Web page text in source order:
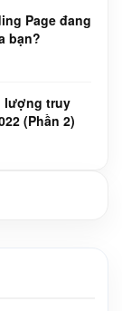
Page đang
bạn?
lượng truy
(Phần 2)